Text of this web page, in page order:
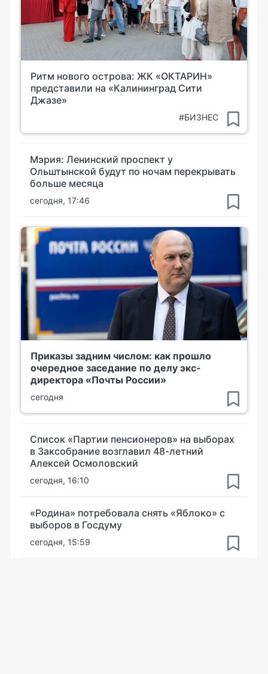
Ритм нового острова: ЖК «ОКТАРИН»
представили на «Калининград Сити
Джазе»
#БИЗНЕС
Мэрия: Ленинский проспект у
Ольштынской будут по ночам перекрывать
больше месяца
сегодня, 17:46
Приказы задним числом: как прошло
очередное заседание по делу экс-
директора «Почты России»
сегодня
Список «Партии пенсионеров» на выборах
в Заксобрание возглавил 48-летний
Алексей Осмоловский
сегодня, 16:10
«Родина» потребовала снять «Яблоко» с
выборов в Госдуму
сегодня, 15:59